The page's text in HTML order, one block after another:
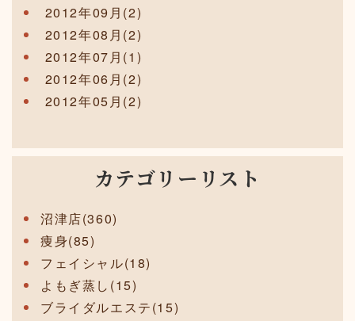
2012年09月(2)
2012年08月(2)
2012年07月(1)
2012年06月(2)
2012年05月(2)
カテゴリーリスト
沼津店(360)
痩身(85)
フェイシャル(18)
よもぎ蒸し(15)
ブライダルエステ(15)